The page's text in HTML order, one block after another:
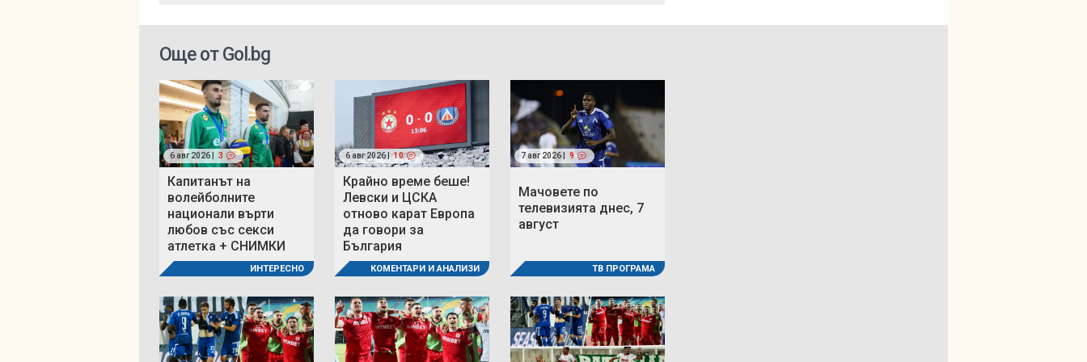
Още от Gol.bg
6 авг 2026 | 3
Капитанът на
волейболните
национали върти
любов със секси
атлетка + СНИМКИ
ИНТЕРЕСНО
6 авг 2026 | 10
Крайно време беше!
Левски и ЦСКА
отново карат Европа
да говори за
България
КОМЕНТАРИ И АНАЛИЗИ
7 авг 2026 | 9
Мачовете по
телевизията днес, 7
август
ТВ ПРОГРАМА